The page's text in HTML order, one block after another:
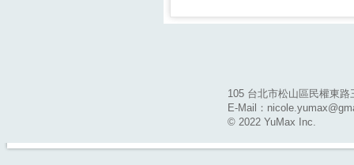
105 台北市松山區民權東
E-Mail：
© 2022 YuMax Inc.